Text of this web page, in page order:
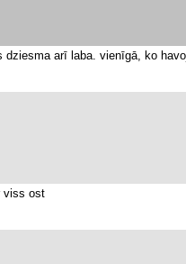
arī laba. vienīgā, ko
viss ost